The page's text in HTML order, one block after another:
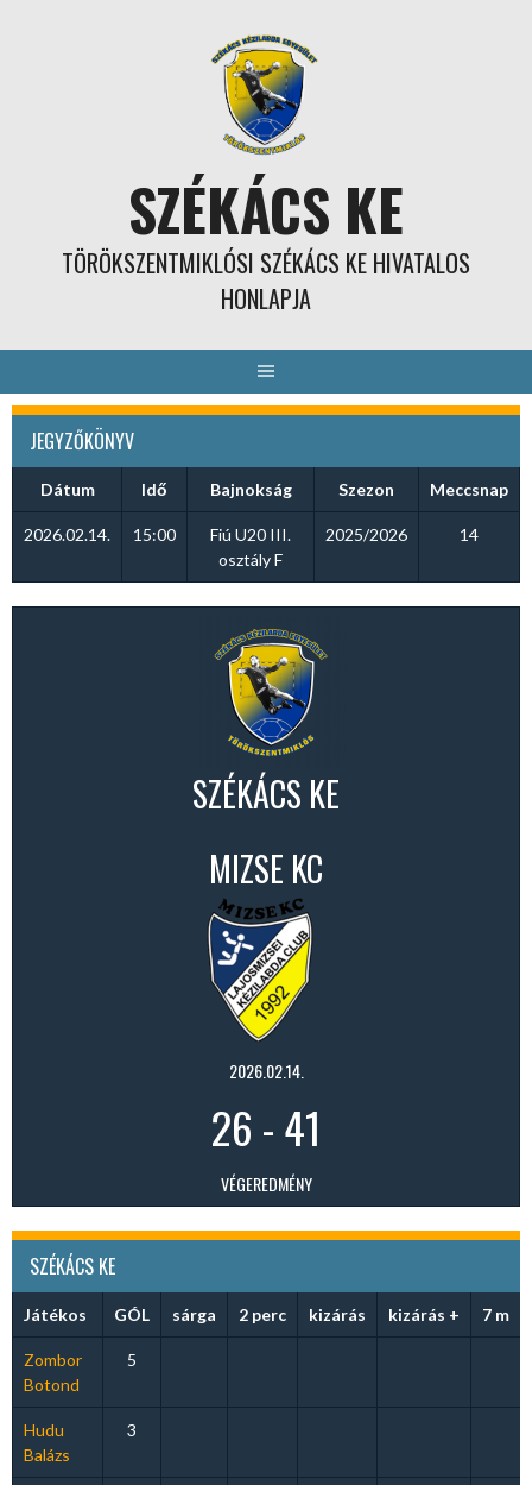
SZÉKÁCS KE
TÖRÖKSZENTMIKLÓSI SZÉKÁCS KE HIVATALOS
HONLAPJA
JEGYZŐKÖNYV
Dátum Idő Bajnokság Szezon Meccsnap
2026.02.14. 15:00
Fiú U20 III.
osztály F
2025/2026 14
SZÉKÁCS KE
MIZSE KC
2026.02.14.
26 -41
VÉGEREDMÉNY
SZÉKÁCS KE
Játékos GÓL sárga 2 perc kizárás kizárás + 7 m
Zombor
Botond
5
Hudu
Balázs
3